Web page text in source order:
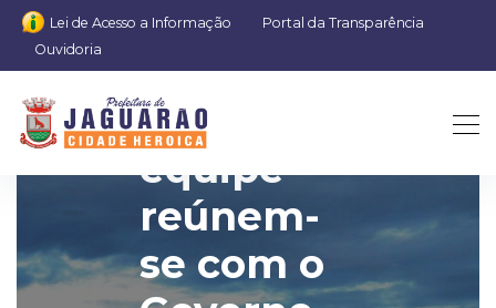
Lei de Acesso a Informação
Portal da Transparência
Ouvidoria
Prefeito e
equipe
reúnem-
se com o